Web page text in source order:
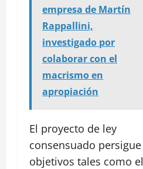
empresa de Martín
Rappallini,
investigado por
colaborar con el
macrismo en
apropiación
El proyecto de ley
consensuado persigue
objetivos tales como el